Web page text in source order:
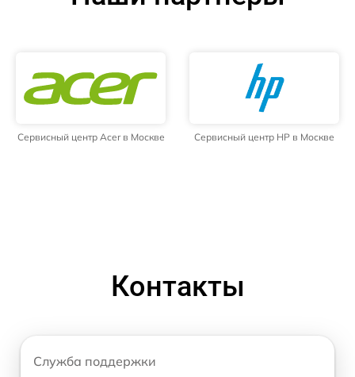
Сервисный центр Acer в Москве Сервисный центр HP в Москве
Контакты
Служба поддержки